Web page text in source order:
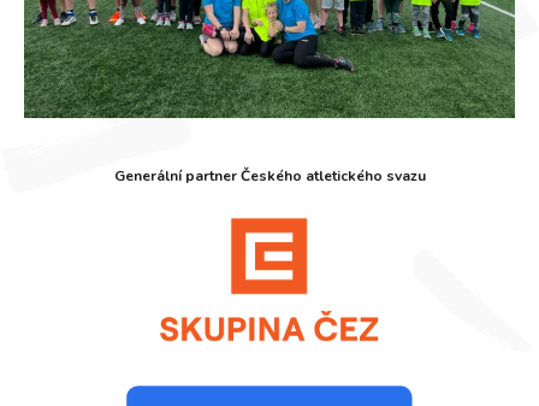
Generální partner Českého atletického svazu